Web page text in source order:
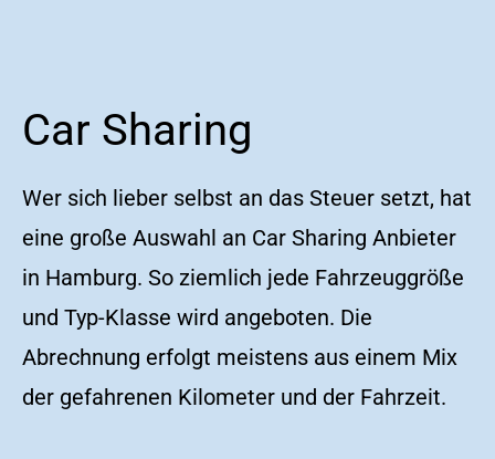
Car Sharing
Wer sich lieber selbst an das Steuer setzt, hat
eine große Auswahl an Car Sharing Anbieter
in Hamburg. So ziemlich jede Fahrzeuggröße
und Typ-Klasse wird angeboten. Die
Abrechnung erfolgt meistens aus einem Mix
der gefahrenen Kilometer und der Fahrzeit.